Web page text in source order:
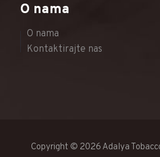
O nama
O nama
Kontaktirajte nas
Copyright © 2026 Adalya